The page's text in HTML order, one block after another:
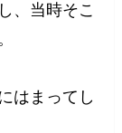
、当時そこ
はまってし